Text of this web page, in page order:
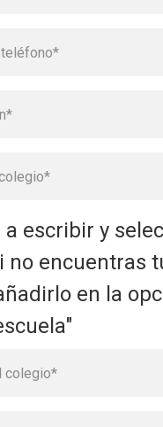
a escribir y
no encuentras
en la